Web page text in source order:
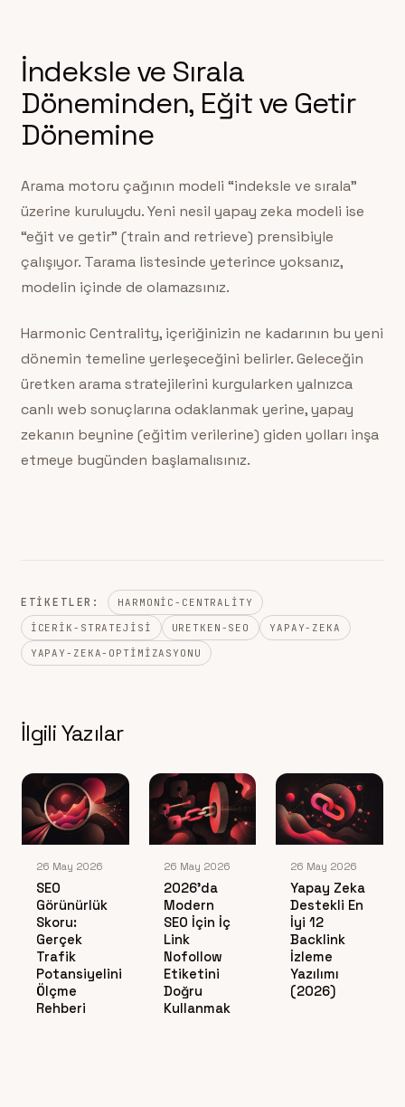
İndeksle ve Sırala
Döneminden, Eğit ve Getir
Dönemine
Arama motoru çağının modeli “indeksle ve sırala”
üzerine kuruluydu. Yeni nesil yapay zeka modeli ise
“eğit ve getir” (train and retrieve) prensibiyle
çalışıyor. Tarama listesinde yeterince yoksanız,
modelin içinde de olamazsınız.
Harmonic Centrality, içeriğinizin ne kadarının bu yeni
dönemin temeline yerleşeceğini belirler. Geleceğin
üretken arama stratejilerini kurgularken yalnızca
canlı web sonuçlarına odaklanmak yerine, yapay
zekanın beynine (eğitim verilerine) giden yolları inşa
etmeye bugünden başlamalısınız.
ETIKETLER:
HARMONIC-CENTRALITY
ICERIK-STRATEJISI
URETKEN-SEO
YAPAY-ZEKA
YAPAY-ZEKA-OPTIMIZASYONU
İlgili Yazılar
26 May 2026
SEO
Görünürlük
Skoru:
Gerçek
Trafik
Potansiyelini
Ölçme
Rehberi
26 May 2026
2026’da
Modern
SEO İçin İç
Link
Nofollow
Etiketini
Doğru
Kullanmak
26 May 2026
Yapay Zeka
Destekli En
İyi 12
Backlink
İzleme
Yazılımı
(2026)